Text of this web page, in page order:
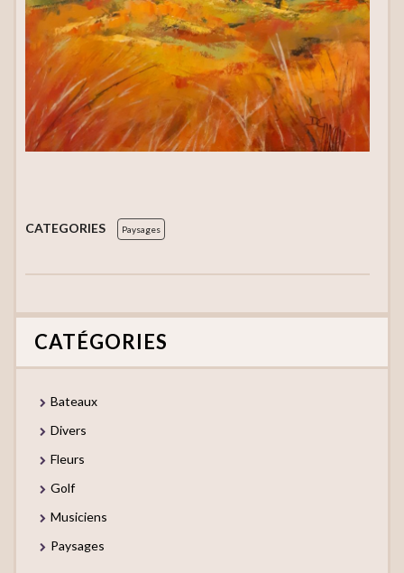
CATEGORIES Paysages
CATÉGORIES
Bateaux
Divers
Fleurs
Golf
Musiciens
Paysages